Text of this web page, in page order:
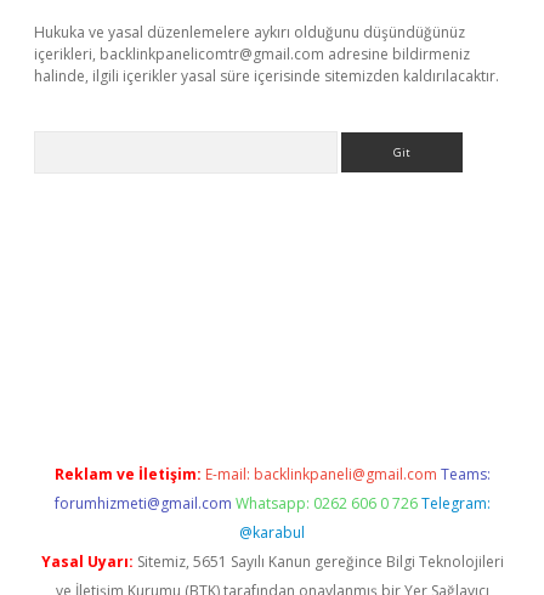
Hukuka ve yasal düzenlemelere aykırı olduğunu düşündüğünüz
içerikleri, backlinkpanelicomtr@gmail.com adresine bildirmeniz
halinde, ilgili içerikler yasal süre içerisinde sitemizden kaldırılacaktır.
Reklam ve İletişim: E-mail: backlinkpaneli@gmail.com Teams:
forumhizmeti@gmail.com Whatsapp: 0262 606 0 726 Telegram:
@karabul
Yasal Uyarı: Sitemiz, 5651 Sayılı Kanun gereğince Bilgi Teknolojileri
ve İletişim Kurumu (BTK) tarafından onaylanmış bir Yer Sağlayıcı